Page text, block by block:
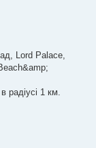
Lord Palace,
радіусі 1 км.